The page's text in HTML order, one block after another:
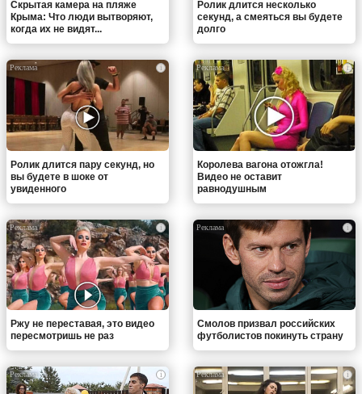
Скрытая камера на пляже
Крыма: Что люди вытворяют,
когда их не видят...
Ролик длится несколько
секунд, а смеяться вы будете
долго
i
Ролик длится пару секунд, но
вы будете в шоке от
увиденного
i
Королева вагона отожгла!
Видео не оставит
равнодушным
i
Ржу не переставая, это видео
пересмотришь не раз
i
Смолов призвал российских
футболистов покинуть страну
i i